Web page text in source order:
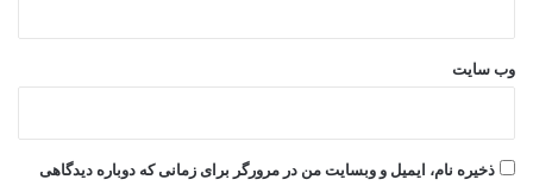
وب‌ سایت
ذخیره نام، ایمیل و وبسایت من در مرورگر برای زمانی که دوباره دیدگاهی